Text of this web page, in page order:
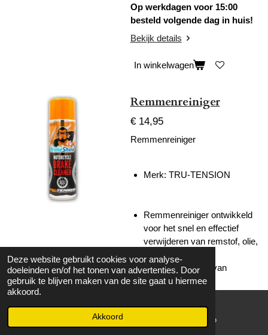
Deze website gebruikt cookies voor analyse-
doeleinden en/of het tonen van advertenties. Door
gebruik te blijven maken van de site gaat u hiermee
akkoord.
Akkoord
Op werkdagen voor 15:00
besteld volgende dag in huis!
Bekijk details
In winkelwagen
Remmenreiniger
€ 14,95
Remmenreiniger
Merk: TRU-TENSION
Remmenreiniger ontwikkeld
voor het snel en effectief
verwijderen van remstof, olie,
vet, vuil en andere
verontreinigingen van
remcomponenten.
verdampt snel en laat geen
resten achter, waardoor
WhatsApp